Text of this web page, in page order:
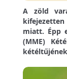
A zöld
miatt. Épp
(MME)